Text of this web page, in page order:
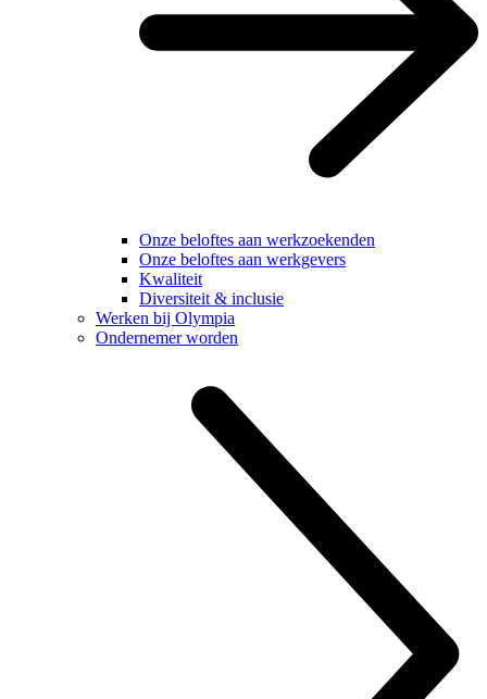
Onze beloftes aan werkzoekenden
Onze beloftes aan werkgevers
Kwaliteit
Diversiteit & inclusie
Werken bij Olympia
Ondernemer worden